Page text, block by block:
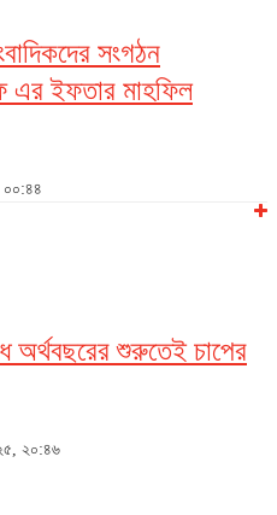
সংগঠন
ইফতার মাহফিল
০০:৪৪
অর্থবছরের শুরুতেই চাপের
২০:৪৬